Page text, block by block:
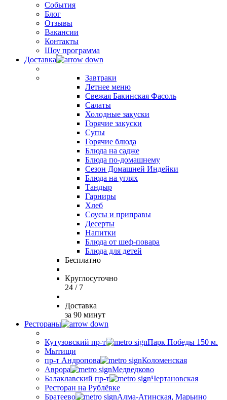
События
Блог
Отзывы
Вакансии
Контакты
Шоу программа
Доставка
Завтраки
Летнее меню
Свежая Бакинская Фасоль
Салаты
Холодные закуски
Горячие закуски
Супы
Горячие блюда
Блюда на садже
Блюда по-домашнему
Сезон Домашней Индейки
Блюда на углях
Тандыр
Гарниры
Хлеб
Соусы и приправы
Десерты
Напитки
Блюда от шеф-повара
Блюда для детей
Бесплатно
Круглосуточно
24 / 7
Доставка
за 90 минут
Рестораны
Кутузовский пр-т
Парк Победы 150 м.
Мытищи
пр-т Андропова
Коломенская
Аврора
Медведково
Балаклавский пр-т
Чертановская
Ресторан на Рублёвке
Братеево
Алма-Атинская, Марьино